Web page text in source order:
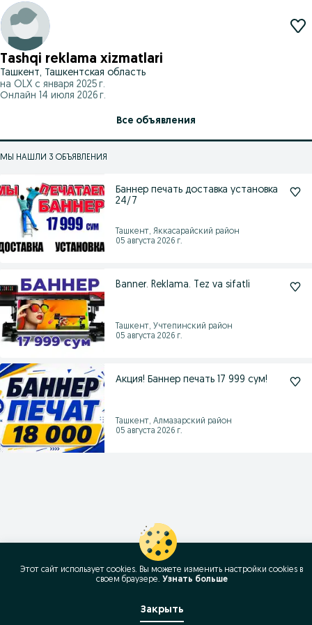
Tashqi reklama xizmatlari
Ташкент, Ташкентская область
на OLX с января 2025 г.
Онлайн 14 июля 2026 г.
Все объявления
МЫ НАШЛИ 3 ОБЪЯВЛЕНИЯ
Баннер печать доставка установка
24/7
Ташкент, Яккасарайский район
05 августа 2026 г.
Banner. Reklama. Tez va sifatli
Ташкент, Учтепинский район
05 августа 2026 г.
Акция! Баннер печать 17 999 сум!
Ташкент, Алмазарский район
05 августа 2026 г.
Этот сайт использует cookies. Вы можете изменить настройки cookies в
своeм браузере. Узнать больше
Закрыть